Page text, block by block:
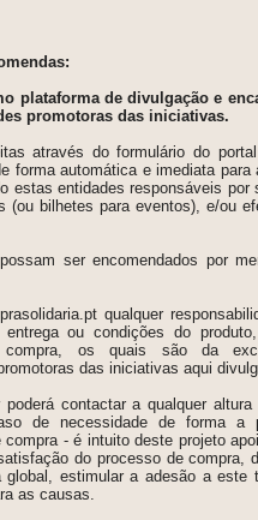
plataforma de divulgação e
promotoras das iniciativas.
através do formulário do
forma automática e imediata
estas entidades responsáveis por
(ou bilhetes para eventos), e/ou
ser encomendados por
qualquer
entrega ou condições do
compra, os quais são da
das iniciativas aqui
poderá contactar a qualquer
de necessidade de forma a
- é intuito deste projeto
do processo de compra,
estimular a adesão a este
as causas.